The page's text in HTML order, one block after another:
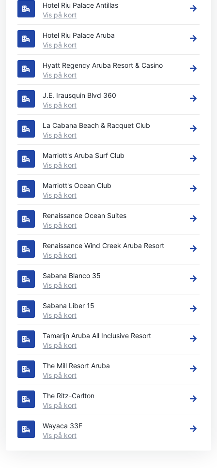
Hotel Riu Palace Antillas
Vis på kort
Hotel Riu Palace Aruba
Vis på kort
Hyatt Regency Aruba Resort & Casino
Vis på kort
J.E. Irausquin Blvd 360
Vis på kort
La Cabana Beach & Racquet Club
Vis på kort
Marriott's Aruba Surf Club
Vis på kort
Marriott's Ocean Club
Vis på kort
Renaissance Ocean Suites
Vis på kort
Renaissance Wind Creek Aruba Resort
Vis på kort
Sabana Blanco 35
Vis på kort
Sabana Liber 15
Vis på kort
Tamarijn Aruba All Inclusive Resort
Vis på kort
The Mill Resort Aruba
Vis på kort
The Ritz-Carlton
Vis på kort
Wayaca 33F
Vis på kort